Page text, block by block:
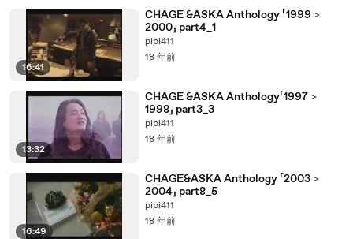
16:41
CHAGE &ASKA Anthology 「1999＞
2000」 part4_1
pipi411
18 年前
13:32
CHAGE &ASKA Anthology「1997＞
1998」 part3_3
pipi411
18 年前
16:49
CHAGE&ASKA Anthology 「2003＞
2004」 part8_5
pipi411
18 年前